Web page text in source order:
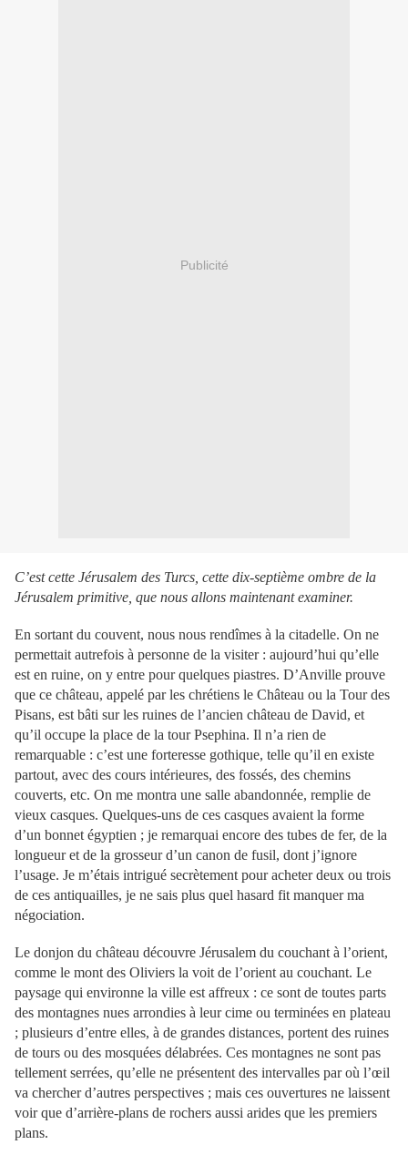
Publicité
C’est cette Jérusalem des Turcs, cette dix-septième ombre de la
Jérusalem primitive, que nous allons maintenant examiner.
En sortant du couvent, nous nous rendîmes à la citadelle. On ne
permettait autrefois à personne de la visiter : aujourd’hui qu’elle
est en ruine, on y entre pour quelques piastres. D’Anville prouve
que ce château, appelé par les chrétiens le Château ou la Tour des
Pisans, est bâti sur les ruines de l’ancien château de David, et
qu’il occupe la place de la tour Psephina. Il n’a rien de
remarquable : c’est une forteresse gothique, telle qu’il en existe
partout, avec des cours intérieures, des fossés, des chemins
couverts, etc. On me montra une salle abandonnée, remplie de
vieux casques. Quelques-uns de ces casques avaient la forme
d’un bonnet égyptien ; je remarquai encore des tubes de fer, de la
longueur et de la grosseur d’un canon de fusil, dont j’ignore
l’usage. Je m’étais intrigué secrètement pour acheter deux ou trois
de ces antiquailles, je ne sais plus quel hasard fit manquer ma
négociation.
Le donjon du château découvre Jérusalem du couchant à l’orient,
comme le mont des Oliviers la voit de l’orient au couchant. Le
paysage qui environne la ville est affreux : ce sont de toutes parts
des montagnes nues arrondies à leur cime ou terminées en plateau
; plusieurs d’entre elles, à de grandes distances, portent des ruines
de tours ou des mosquées délabrées. Ces montagnes ne sont pas
tellement serrées, qu’elle ne présentent des intervalles par où l’œil
va chercher d’autres perspectives ; mais ces ouvertures ne laissent
voir que d’arrière-plans de rochers aussi arides que les premiers
plans.